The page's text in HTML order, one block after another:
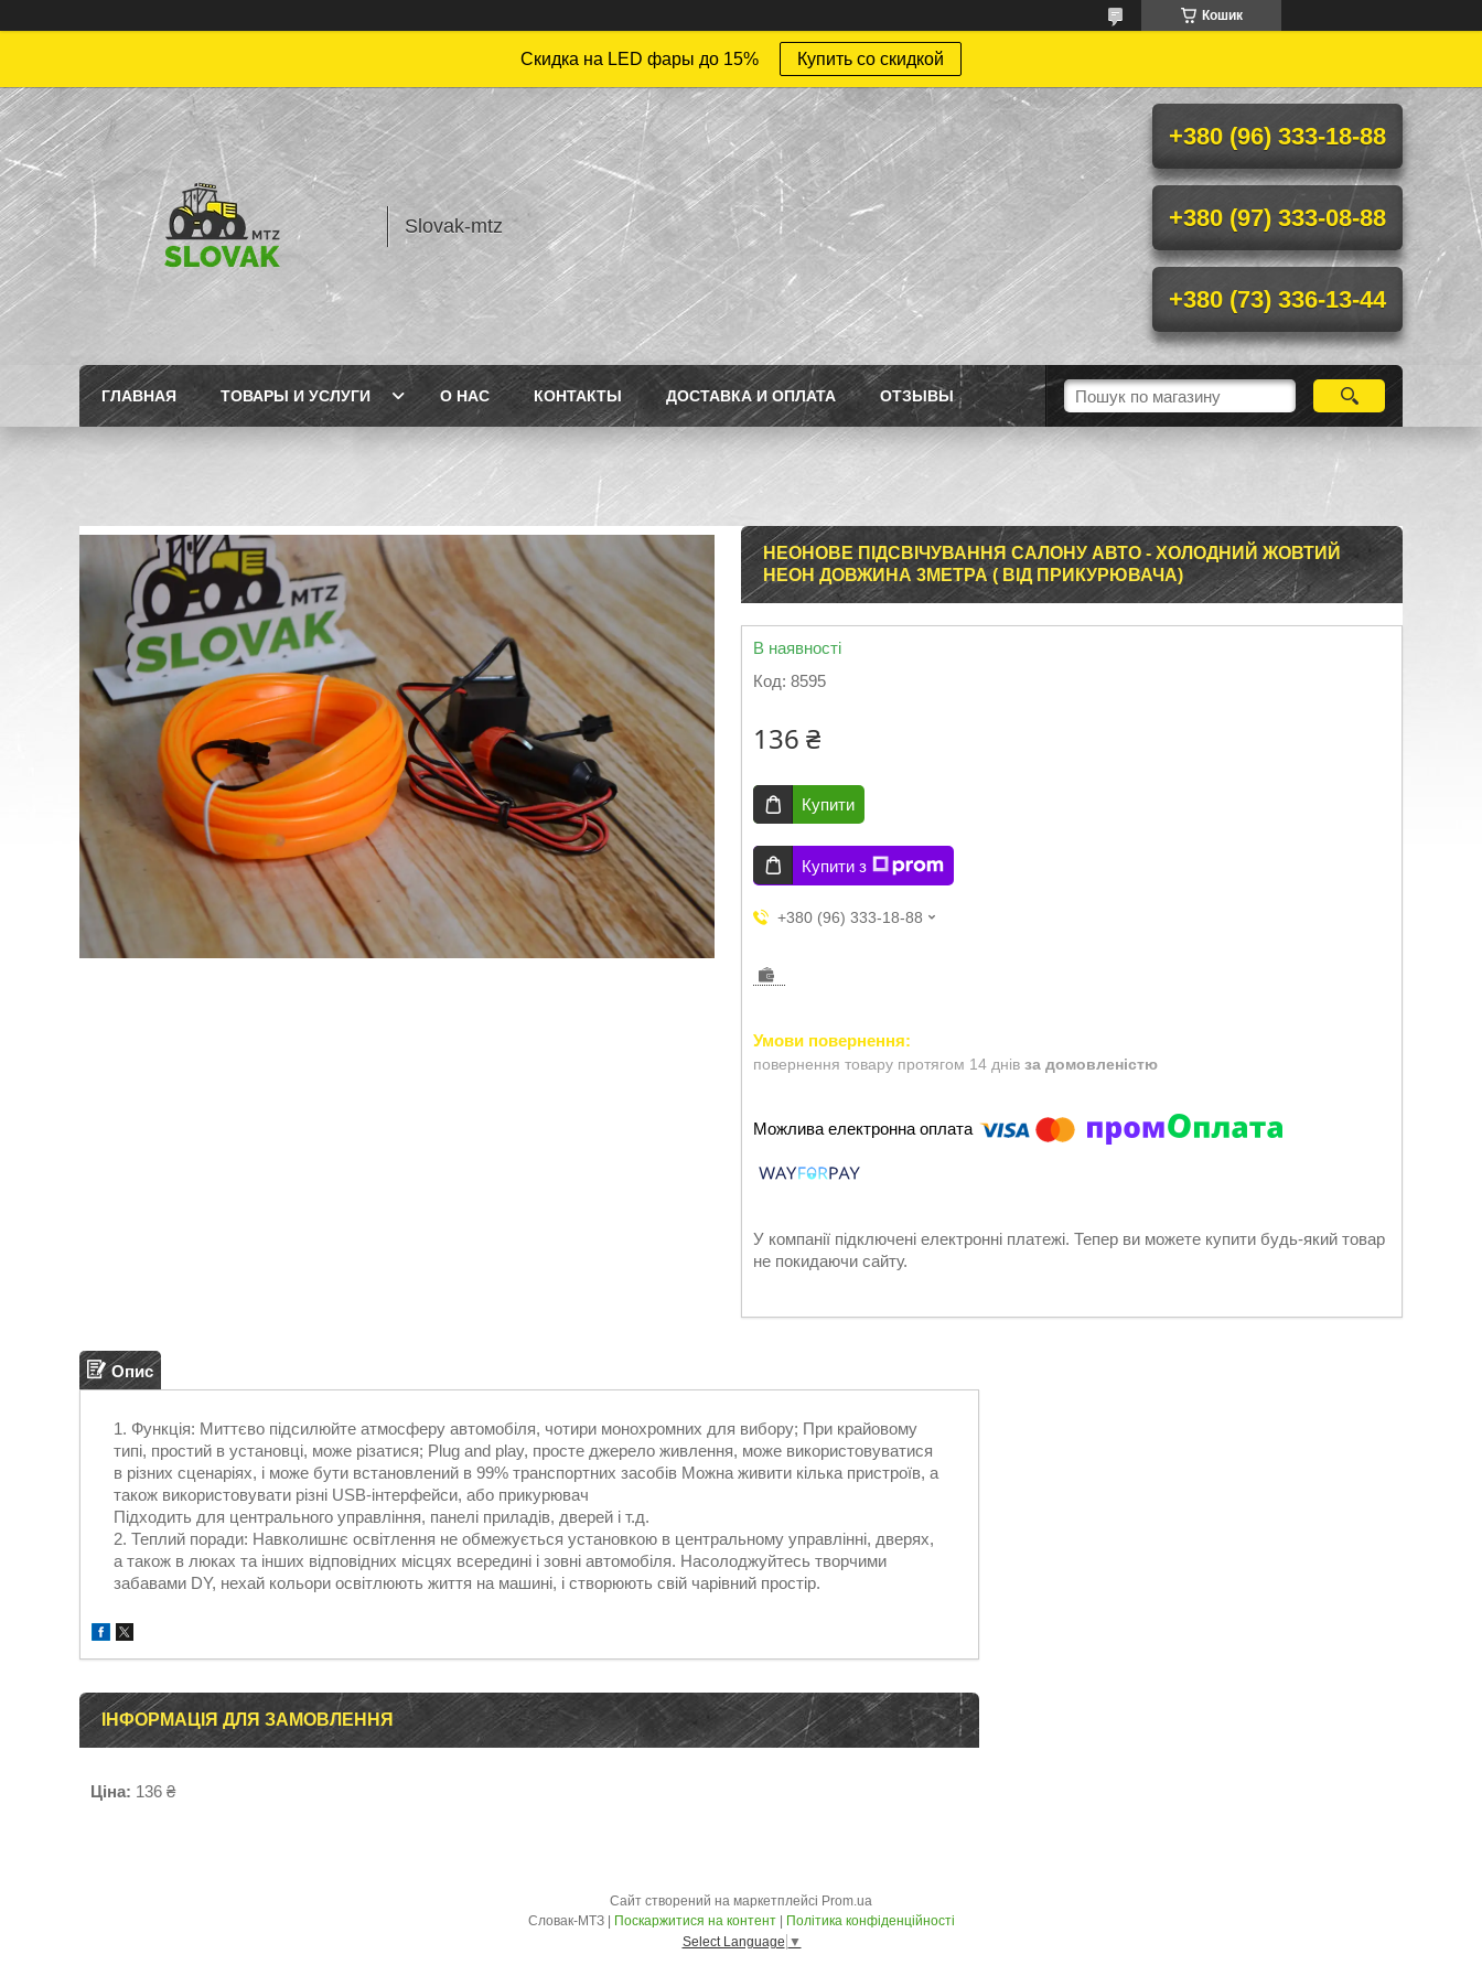
Кошик
Скидка на LED фары до 15% Купить со скидкой
Slovak-mtz
+380 (96) 333-18-88
+380 (97) 333-08-88
+380 (73) 336-13-44
ГЛАВНАЯ ТОВАРЫ И УСЛУГИ О НАС КОНТАКТЫ ДОСТАВКА И ОПЛАТА ОТЗЫВЫ
НЕОНОВЕ ПІДСВІЧУВАННЯ САЛОНУ АВТО - ХОЛОДНИЙ ЖОВТИЙ
НЕОН ДОВЖИНА 3МЕТРА ( ВІД ПРИКУРЮВАЧА)
В наявності
Код: 8595
136 ₴
Купити
Купити з
+380 (96) 333-18-88
повернення товару протягом 14 днів за домовленістю
У компанії підключені електронні платежі. Тепер ви можете купити будь-який товар
не покидаючи сайту.
Опис
Функція: Миттєво підсилюйте атмосферу автомобіля, чотири монохромних для вибору; При крайовому
типі, простий в установці, може різатися; Plug and play, просте джерело живлення, може використовуватися
в різних сценаріях, і може бути встановлений в 99% транспортних засобів Можна живити кілька пристроїв, а
також використовувати різні USB-інтерфейси, або прикурювач
Підходить для центрального управління, панелі приладів, дверей і т.д.
Теплий поради: Навколишнє освітлення не обмежується установкою в центральному управлінні, дверях,
а також в люках та інших відповідних місцях всередині і зовні автомобіля. Насолоджуйтесь творчими
забавами DY, нехай кольори освітлюють життя на машині, і створюють свій чарівний простір.
ІНФОРМАЦІЯ ДЛЯ ЗАМОВЛЕННЯ
Ціна: 136 ₴
Сайт створений на маркетплейсі Prom.ua
Поскаржитися на контент
Політика конфіденційності
Select Language ▼